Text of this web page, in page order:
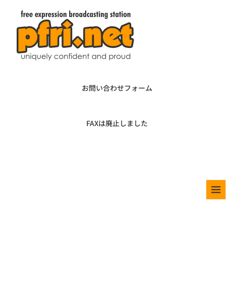
お問い合わせフォーム
FAXは廃止しました